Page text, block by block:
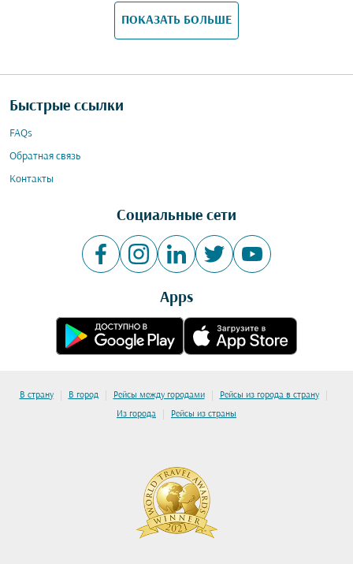
ПОКАЗАТЬ БОЛЬШЕ
Быстрые ссылки
FAQs
Обратная связь
Контакты
Социальные сети
Apps
В страну | В город | Рейсы между городами | Рейсы из города в страну |
Из города | Рейсы из страны